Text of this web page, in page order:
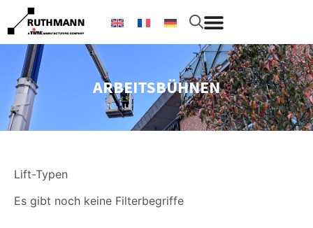
ARBEITSBÜHNEN
Lift-Typen
Es gibt noch keine Filterbegriffe